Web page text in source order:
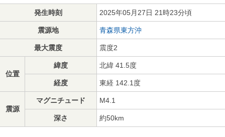
発生時刻 2025年05月27日 21時23分頃
震源地 青森県東方沖
最大震度 震度2
位置
緯度 北緯 41.5度
経度 東経 142.1度
震源
マグニチュード M4.1
深さ 約50km